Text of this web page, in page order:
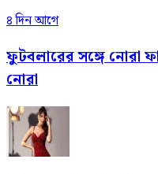
৪ দিন আগে
ফুটবলারের সঙ্গে নোরা
নোরা